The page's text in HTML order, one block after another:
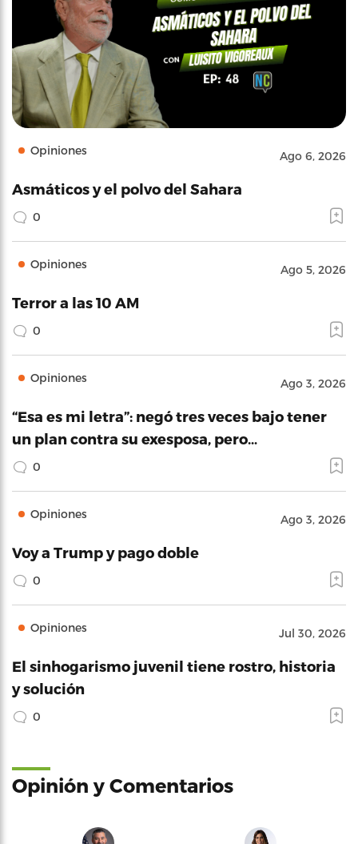
Opiniones Ago 6, 2026
Asmáticos y el polvo del Sahara
0
Opiniones Ago 5, 2026
Terror a las 10 AM
0
Opiniones Ago 3, 2026
“Esa es mi letra”: negó tres veces bajo tener
un plan contra su exesposa, pero…
0
Opiniones Ago 3, 2026
Voy a Trump y pago doble
0
Opiniones Jul 30, 2026
El sinhogarismo juvenil tiene rostro, historia
y solución
0
Opinión y Comentarios